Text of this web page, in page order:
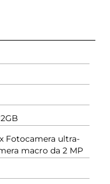
Fotocamera ultra-
macro da 2 MP